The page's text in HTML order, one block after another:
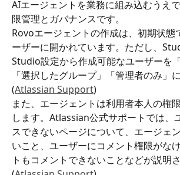
AIエージェントを業務に組み込むうえ
限管理とガバナンスです。
Rovoエージェントの作成は、初期状態
ーザーに開かれています。ただし、
Studio設定から作成可能なユーザーを
「選択したグループ」「管理者のみ」
(Atlassian Support)
また、エージェントは利用者本人の権
します。Atlassian公式サポートでは、
スできないページについて、エージェ
いこと、ユーザーにコメント権限がな
トもコメントできないことなどが説明